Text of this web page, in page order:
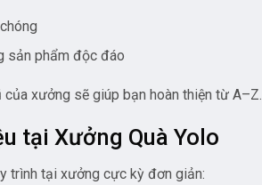
sản phẩm độc đáo
xưởng sẽ giúp bạn hoàn thiện từ A–Z.
tại Xưởng Quà Yolo
trình tại xưởng cực kỳ đơn giản: